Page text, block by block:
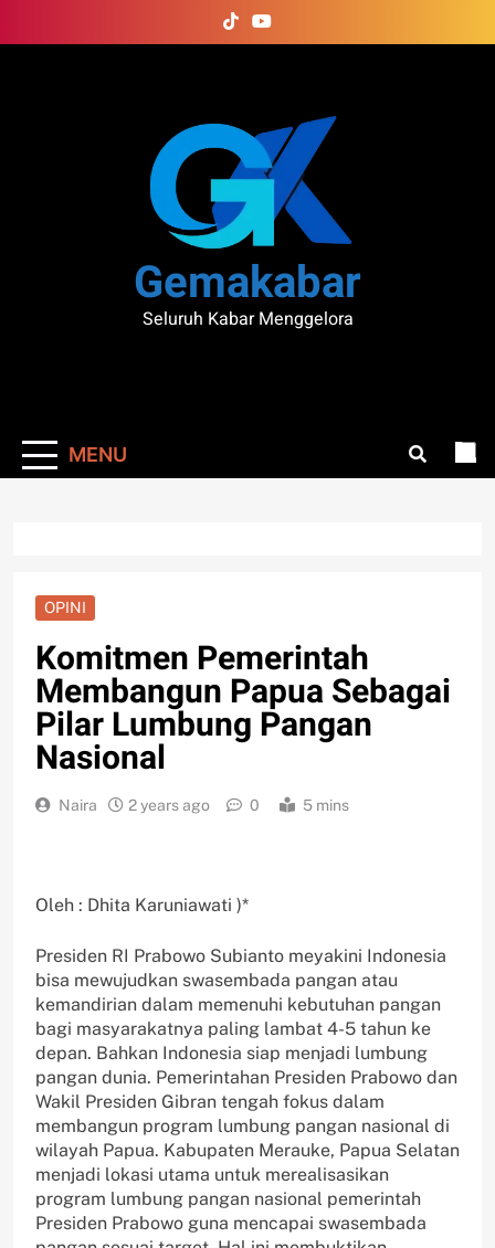
to
Gemakabar
Seluruh Kabar Menggelora
MENU
OPINI
Komitmen Pemerintah
Membangun Papua Sebagai
Pilar Lumbung Pangan
Nasional
Naira 2 years ago 0 5 mins
Oleh : Dhita Karuniawati )*
Presiden RI Prabowo Subianto meyakini Indonesia
bisa mewujudkan swasembada pangan atau
kemandirian dalam memenuhi kebutuhan pangan
bagi masyarakatnya paling lambat 4-5 tahun ke
depan. Bahkan Indonesia siap menjadi lumbung
pangan dunia. Pemerintahan Presiden Prabowo dan
Wakil Presiden Gibran tengah fokus dalam
membangun program lumbung pangan nasional di
wilayah Papua. Kabupaten Merauke, Papua Selatan
menjadi lokasi utama untuk merealisasikan
program lumbung pangan nasional pemerintah
Presiden Prabowo guna mencapai swasembada